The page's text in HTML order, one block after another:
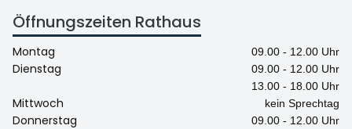
Öffnungszeiten Rathaus
Montag 09.00 - 12.00 Uhr
Dienstag
09.00 - 12.00 Uhr
13.00 - 18.00 Uhr
Mittwoch kein Sprechtag
Donnerstag
09.00 - 12.00 Uhr